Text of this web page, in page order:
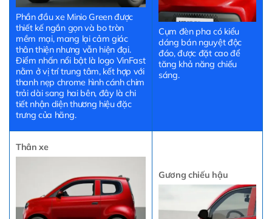
Phần đầu xe Minio Green được
thiết kế ngắn gọn và bo tròn
mềm mại, mang lại cảm giác
thân thiện nhưng vẫn hiện đại.
Điểm nhấn nổi bật là logo VinFast
nằm ở vị trí trung tâm, kết hợp với
thanh nẹp chrome hình cánh chim
trải dài sang hai bên, đây là chi
tiết nhận diện thương hiệu đặc
trưng của hãng.
Cụm đèn pha có kiểu
dáng bán nguyệt độc
đáo, được đặt cao để
tăng khả năng chiếu
sáng.
Thân xe
Gương chiếu hậu